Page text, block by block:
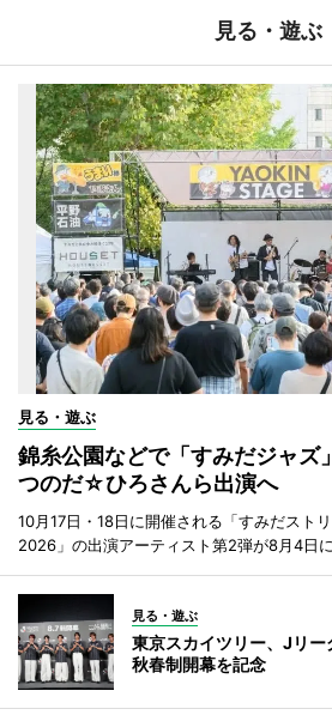
見る・遊ぶ
見る・遊ぶ
錦糸公園などで「すみだジャズ
つのだ☆ひろさんら出演へ
10月17日・18日に開催される「すみだスト
2026」の出演アーティスト第2弾が8月4日に
見る・遊ぶ
東京スカイツリー、Jリ
秋春制開幕を記念